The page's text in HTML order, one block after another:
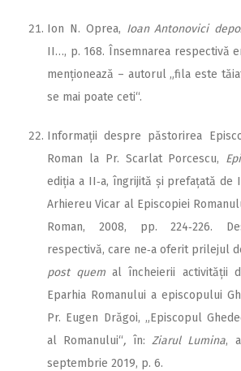
Ion N. Oprea, Ioan Antonovici
II…, p. 168. Însemnarea respectivă
menționează – autorul „fila este
se mai poate ceti“.
Informații despre păstorirea
Roman la Pr. Scarlat Porcescu,
ediția a II‑a, îngrijită și prefațată de
Arhiereu Vicar al Episcopiei
Roman, 2008, pp. 224‑226.
respectivă, care ne‑a oferit prilejul
post quem al încheierii activității
Eparhia Romanului a episcopului
Pr. Eugen Drăgoi, „Episcopul
al Romanului“, în:Ziarul Lumina,
septembrie 2019, p. 6.